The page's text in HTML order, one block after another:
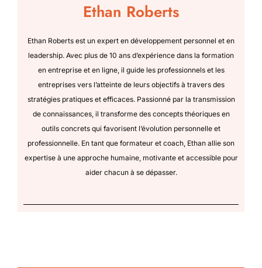
Ethan Roberts
Ethan Roberts est un expert en développement personnel et en
leadership. Avec plus de 10 ans d’expérience dans la formation
en entreprise et en ligne, il guide les professionnels et les
entreprises vers l’atteinte de leurs objectifs à travers des
stratégies pratiques et efficaces. Passionné par la transmission
de connaissances, il transforme des concepts théoriques en
outils concrets qui favorisent l’évolution personnelle et
professionnelle. En tant que formateur et coach, Ethan allie son
expertise à une approche humaine, motivante et accessible pour
aider chacun à se dépasser.